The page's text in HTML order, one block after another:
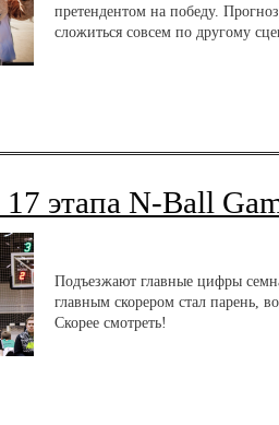
претендентом на победу.
сложиться совсем по другому
17 этапа N-Ball
Подъезжают главные цифры
главным скорером стал парень,
Скорее смотреть!